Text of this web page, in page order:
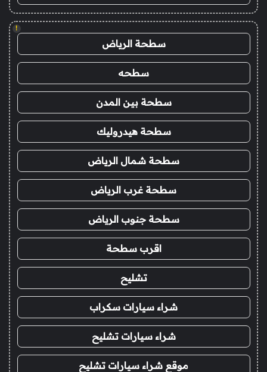
!
سطحة الرياض
سطحه
سطحة بين المدن
سطحة هيدروليك
سطحة شمال الرياض
سطحة غرب الرياض
سطحة جنوب الرياض
اقرب سطحة
تشليح
شراء سيارات سكراب
شراء سيارات تشليح
موقع شراء سيارات تشليح